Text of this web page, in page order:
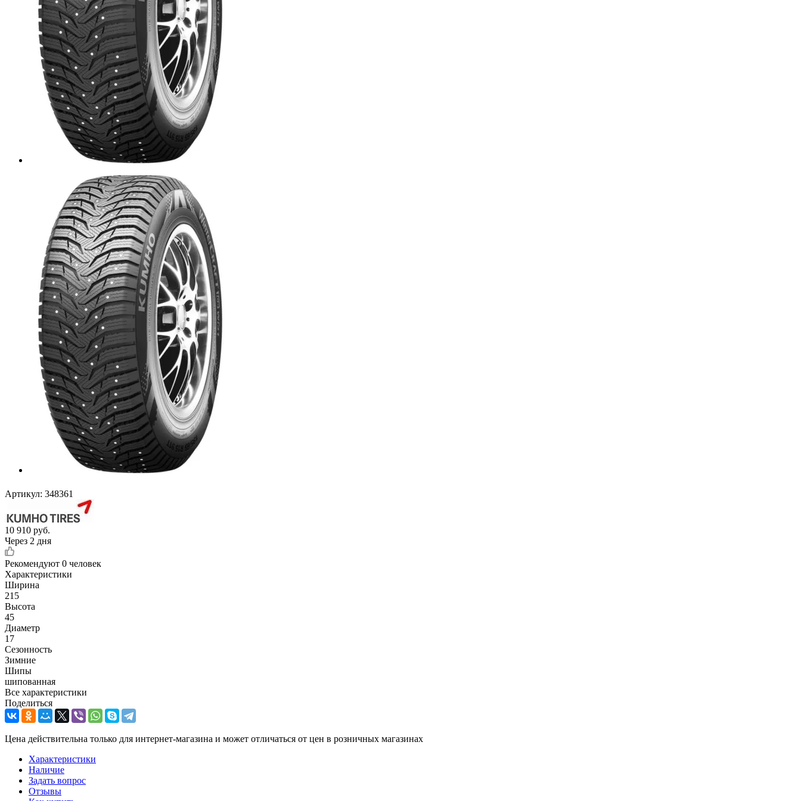
Артикул: 348361
10 910 руб.
Через 2 дня
Рекомендуют 0 человек
Характеристики
Ширина
215
Высота
45
Диаметр
17
Сезонность
Зимние
Шипы
шипованная
Все характеристики
Поделиться
Цена действительна только для интернет-магазина и может отличаться от цен в розничных магазинах
Характеристики
Наличие
Задать вопрос
Отзывы